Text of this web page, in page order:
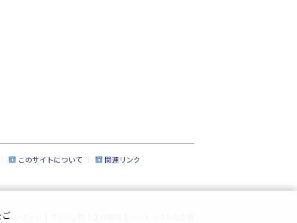
のための資料で、製品のご使用者様がお読みになることを想定しています。
告なく変更される場合があります。
となる製品の一部には、すでに生産終了になっており、市場で入手できない
可なく、取扱説明書の内容の全部または一部を複製したり、改竄したりする
このサイトについて 関連リンク
FAシステム
ご